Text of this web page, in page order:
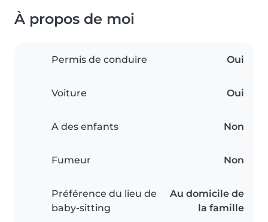
À propos de moi
Permis de conduire Oui
Voiture Oui
A des enfants Non
Fumeur Non
Préférence du lieu de
baby-sitting
Au domicile de
la famille